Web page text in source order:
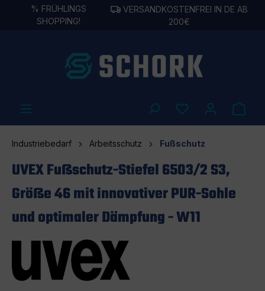
springen
% FRÜHLINGS
SHOPPING!
VERSANDKOSTENFREI IN DE AB
200€
Industriebedarf Arbeitsschutz Fußschutz
UVEX Fußschutz-Stiefel 6503/2 S3,
Größe 46 mit innovativer PUR-Sohle
und optimaler Dämpfung - W11